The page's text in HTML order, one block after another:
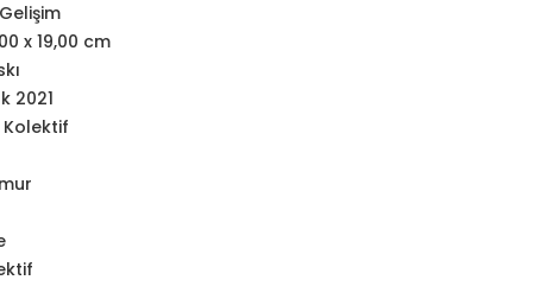
x 19,00 cm
2021